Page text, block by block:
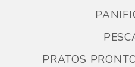
PRATOS